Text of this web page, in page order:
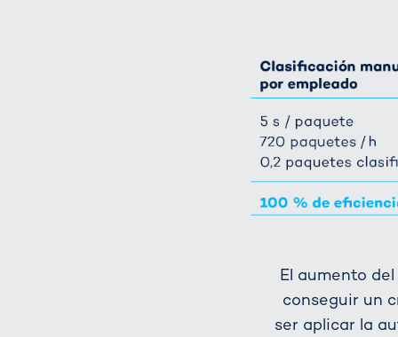
El aumento
conseguir un
ser aplicar la